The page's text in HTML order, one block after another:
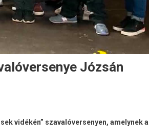
Józsán
vidékén” szavalóversenyen, amelynek a